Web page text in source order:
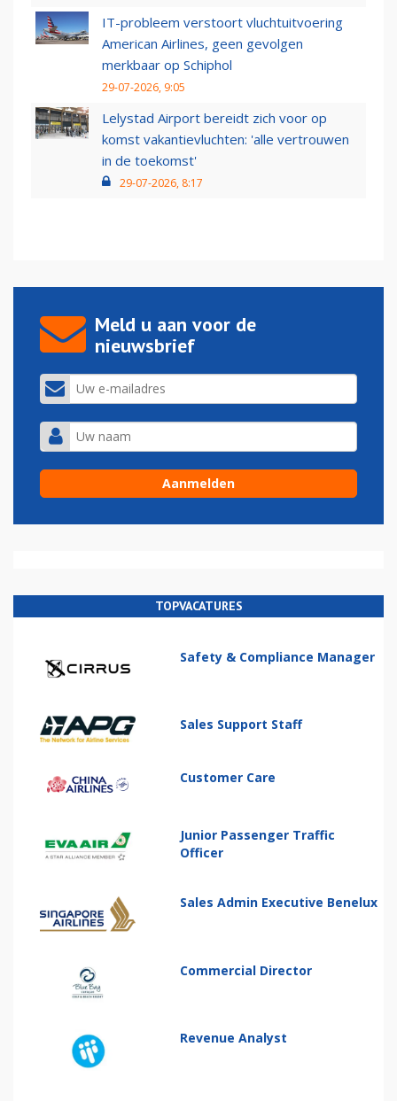
IT-probleem verstoort vluchtuitvoering
American Airlines, geen gevolgen
merkbaar op Schiphol
29-07-2026, 9:05
Lelystad Airport bereidt zich voor op
komst vakantievluchten: 'alle vertrouwen
in de toekomst'
29-07-2026, 8:17
Meld u aan voor de
nieuwsbrief
TOPVACATURES
Safety & Compliance Manager
Sales Support Staff
Customer Care
Junior Passenger Traffic
Officer
Sales Admin Executive Benelux
Commercial Director
Revenue Analyst